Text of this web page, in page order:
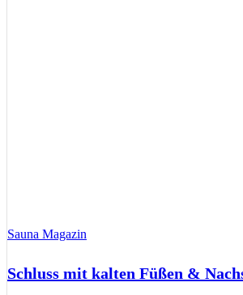
Sauna Magazin
Schluss mit kalten Füßen &